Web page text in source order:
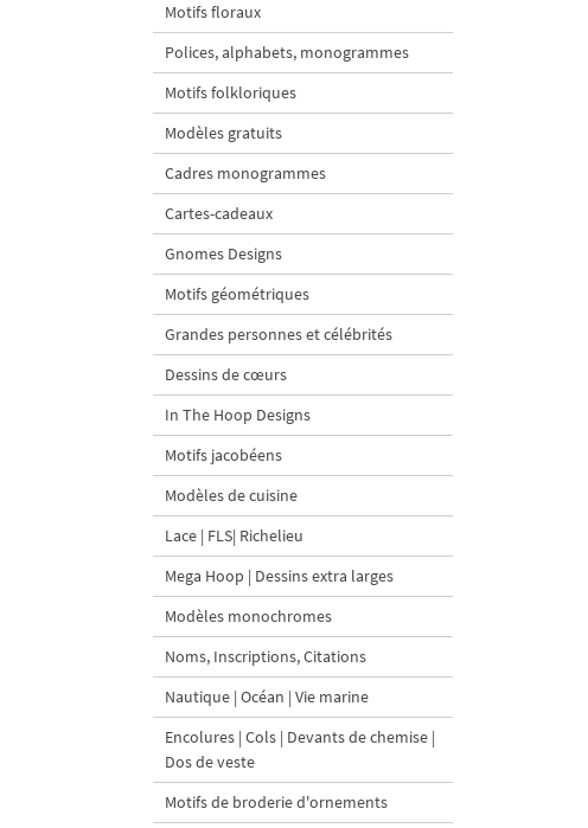
Motifs floraux
Polices, alphabets, monogrammes
Motifs folkloriques
Modèles gratuits
Cadres monogrammes
Cartes-cadeaux
Gnomes Designs
Motifs géométriques
Grandes personnes et célébrités
Dessins de cœurs
In The Hoop Designs
Motifs jacobéens
Modèles de cuisine
Lace | FLS| Richelieu
Mega Hoop | Dessins extra larges
Modèles monochromes
Noms, Inscriptions, Citations
Nautique | Océan | Vie marine
Encolures | Cols | Devants de chemise |
Dos de veste
Motifs de broderie d'ornements